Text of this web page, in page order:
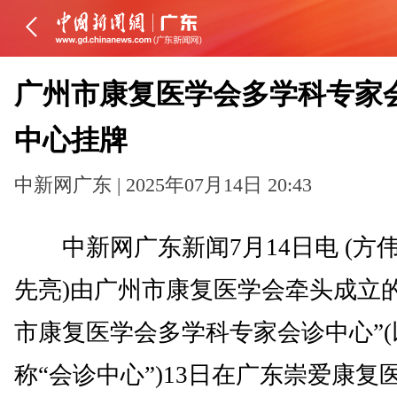
广州市康复医学会多学科专家
中心挂牌
中新网广东 | 2025年07月14日 20:43
中新网广东新闻7月14日电 (方
先亮)由广州市康复医学会牵头成立
市康复医学会多学科专家会诊中心
称“会诊中心”)13日在广东崇爱康复